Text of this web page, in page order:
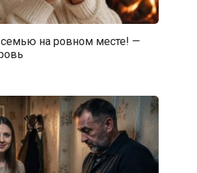
на ровном месте! —